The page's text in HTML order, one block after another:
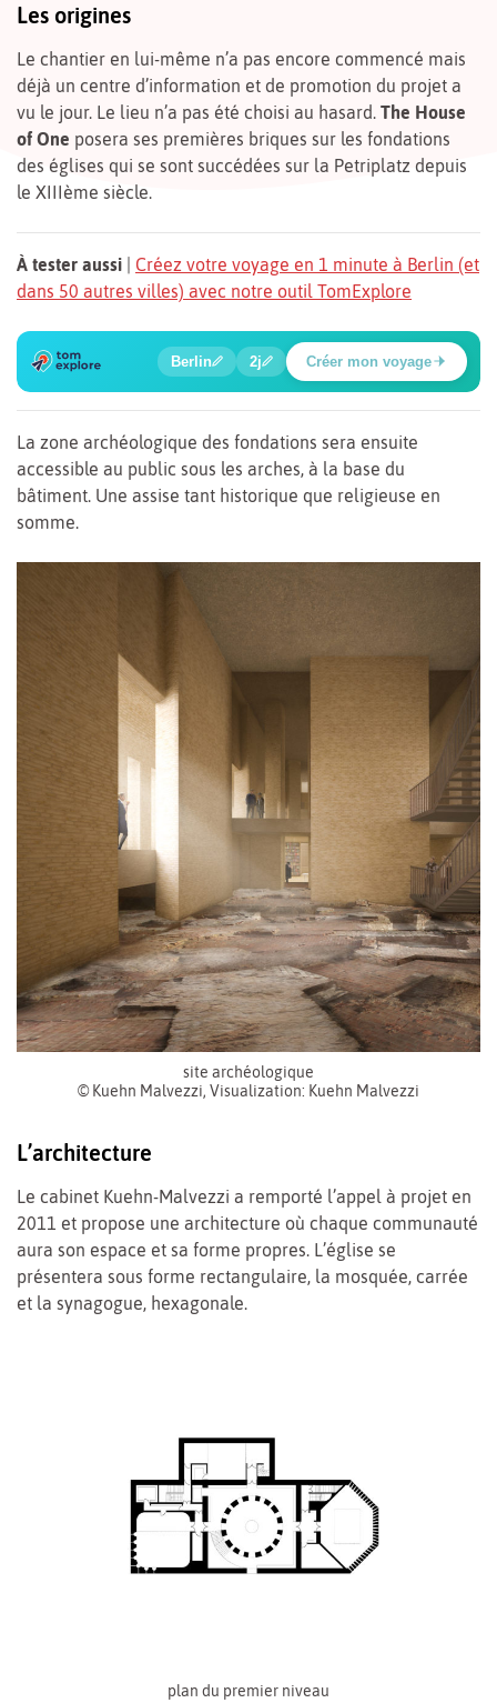
Les origines
Le chantier en lui-même n’a pas encore commencé mais
déjà un centre d’information et de promotion du projet a
vu le jour. Le lieu n’a pas été choisi au hasard. The House
of One posera ses premières briques sur les fondations
des églises qui se sont succédées sur la Petriplatz depuis
le XIIIème siècle.
À tester aussi
Créez votre voyage en 1 minute à Berlin (et
dans 50 autres villes) avec notre outil TomExplore
🔍
🔍
🔍
🍲
🔍
🔍
Place Potsdamer
Berlin 2j Créer mon voyage
La zone archéologique des fondations sera ensuite
accessible au public sous les arches, à la base du
bâtiment. Une assise tant historique que religieuse en
somme.
site archéologique
© Kuehn Malvezzi, Visualization: Kuehn Malvezzi
L’architecture
Le cabinet Kuehn-Malvezzi a remporté l’appel à projet en
2011 et propose une architecture où chaque communauté
aura son espace et sa forme propres. L’église se
présentera sous forme rectangulaire, la mosquée, carrée
et la synagogue, hexagonale.
plan du premier niveau